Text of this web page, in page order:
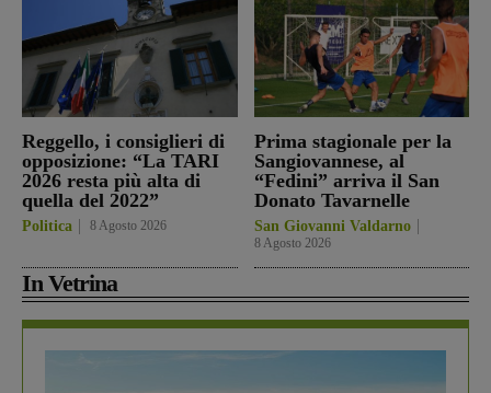
Reggello, i consiglieri di
opposizione: “La TARI
2026 resta più alta di
quella del 2022”
Politica 8 Agosto 2026
Prima stagionale per la
Sangiovannese, al
“Fedini” arriva il San
Donato Tavarnelle
San Giovanni Valdarno
8 Agosto 2026
In Vetrina